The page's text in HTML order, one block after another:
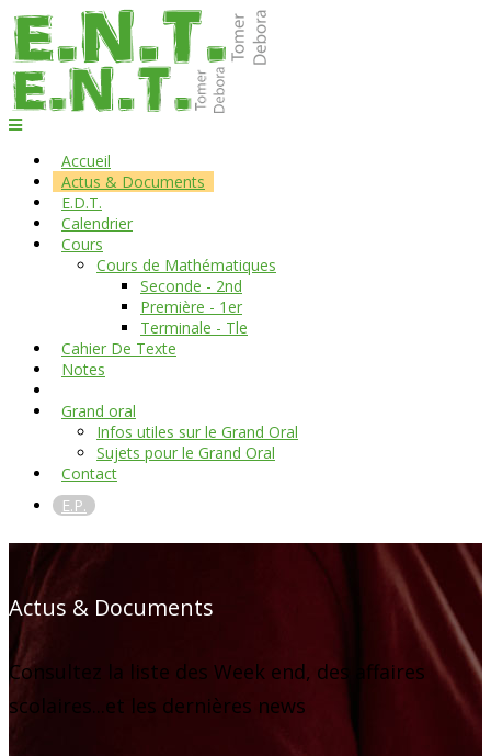
Accueil
Actus & Documents
E.D.T.
Calendrier
Cours
Cours de Mathématiques
Seconde - 2nd
Première - 1er
Terminale - Tle
Cahier De Texte
Notes
Grand oral
Infos utiles sur le Grand Oral
Sujets pour le Grand Oral
Contact
E.P.
Actus & Documents
Consultez la liste des Week end, des affaires
scolaires...et les dernières news